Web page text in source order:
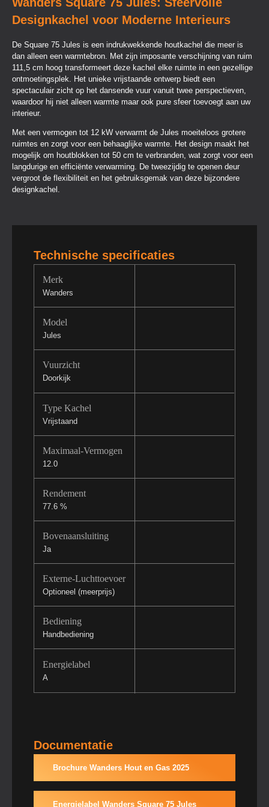
Designkachel voor Moderne Interieurs
De Square 75 Jules is een indrukwekkende houtkachel die meer is
dan alleen een warmtebron. Met zijn imposante verschijning van ruim
111,5 cm hoog transformeert deze kachel elke ruimte in een gezellige
ontmoetingsplek. Het unieke vrijstaande ontwerp biedt een
spectaculair zicht op het dansende vuur vanuit twee perspectieven,
waardoor hij niet alleen warmte maar ook pure sfeer toevoegt aan uw
interieur.
Met een vermogen tot 12 kW verwarmt de Jules moeiteloos grotere
ruimtes en zorgt voor een behaaglijke warmte. Het design maakt het
mogelijk om houtblokken tot 50 cm te verbranden, wat zorgt voor een
langdurige en efficiënte verwarming. De tweezijdig te openen deur
vergroot de flexibiliteit en het gebruiksgemak van deze bijzondere
designkachel.
Technische specificaties
Merk
Wanders
Model
Jules
Vuurzicht
Doorkijk
Type Kachel
Vrijstaand
Maximaal-Vermogen
12.0
Rendement
77.6 %
Bovenaansluiting
Ja
Externe-Luchttoevoer
Optioneel (meerprijs)
Bediening
Handbediening
Energielabel
A
Documentatie
Brochure Wanders Hout en Gas 2025
Energielabel Wanders Square 75 Jules